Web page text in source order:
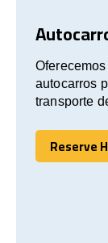
autocarros
transporte
Reserve
Reserve